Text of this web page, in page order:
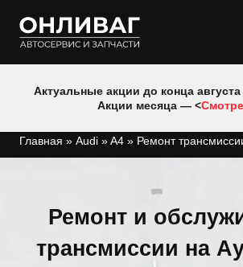
содержимому
Актуальные акции до конца
Акции месяца — <
Главная » Audi »A4 » Ремонт
Ремонт и
трансмиссии на